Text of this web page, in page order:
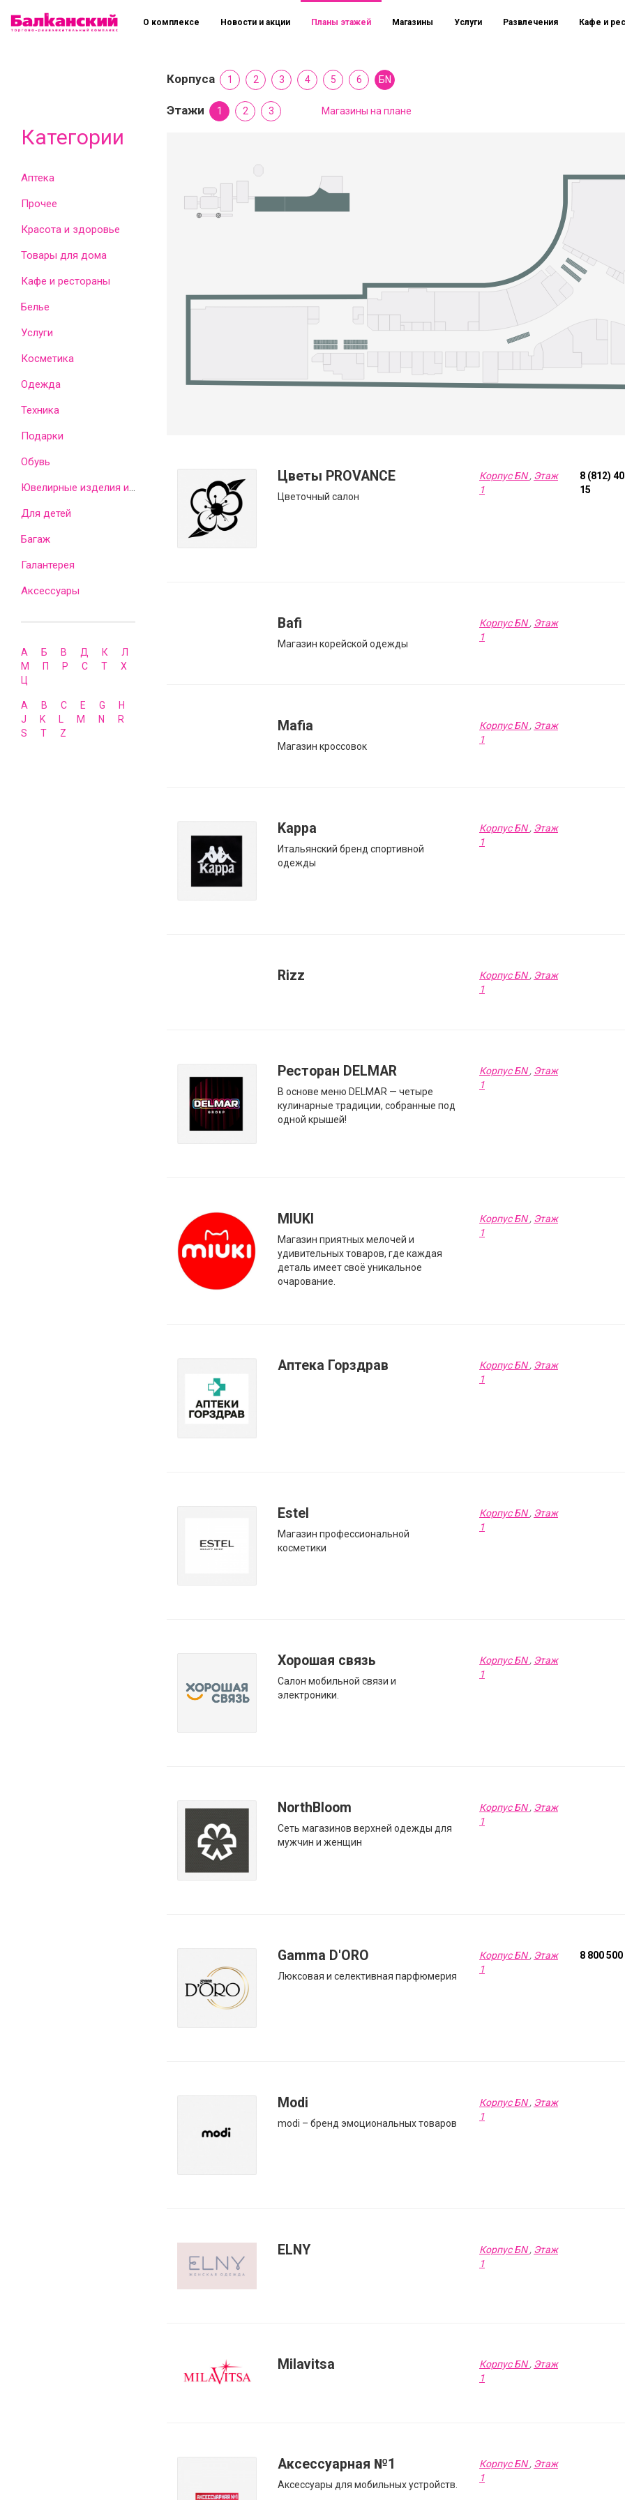
Категории
Аптека
Прочее
Красота и здоровье
Товары для дома
Кафе и рестораны
Белье
Услуги
Косметика
Одежда
Техника
Подарки
Обувь
Для детей
Багаж
Галантерея
Аксессуары
А Б В Д К
Л
М
П Р С Т
Х
Ц
A B C E G
H
J
K L M N
R
S
T Z
О комплексе Новости и акции Планы этажей Магазины Услуги Развлечения Кафе и
Корпуса 1 2 3 4 5 6 БN
Этажи 1 2 3 Магазины на плане
Цветы PROVANCE
Цветочный салон
Корпус БN, Этаж
1
8 (812)
15
Bafi
Магазин корейской одежды
Корпус БN, Этаж
1
Mafia
Магазин кроссовок
Корпус БN, Этаж
1
Kappa
Итальянский бренд спортивной
одежды
Корпус БN, Этаж
1
Rizz Корпус БN, Этаж
1
Ресторан DELMAR
В основе меню DELMAR — четыре
кулинарные традиции, собранные под
одной крышей!
Корпус БN, Этаж
1
MIUKI
Магазин приятных мелочей и
удивительных товаров, где каждая
деталь имеет своё уникальное
очарование.
Корпус БN, Этаж
1
Аптека Горздрав Корпус БN, Этаж
1
Estel
Магазин профессиональной
косметики
Корпус БN, Этаж
1
Хорошая связь
Салон мобильной связи и
электроники.
Корпус БN, Этаж
1
NorthBloom
Сеть магазинов верхней одежды для
мужчин и женщин
Корпус БN, Этаж
1
Gamma D'ORO
Люксовая и селективная парфюмерия
Корпус БN, Этаж
1
8 800 500
Modi
modi – бренд эмоциональных товаров
Корпус БN, Этаж
1
ELNY Корпус БN, Этаж
1
Milavitsa Корпус БN, Этаж
1
Аксессуарная №1
Аксессуары для мобильных устройств.
Корпус БN, Этаж
1